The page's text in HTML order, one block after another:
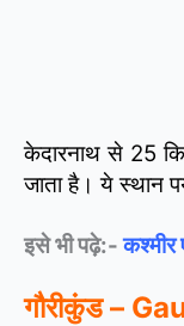
केदारनाथ से 25
जाता है। ये स्थान
इसे भी पढ़े:-कश्मीर
गौरीकुंड –